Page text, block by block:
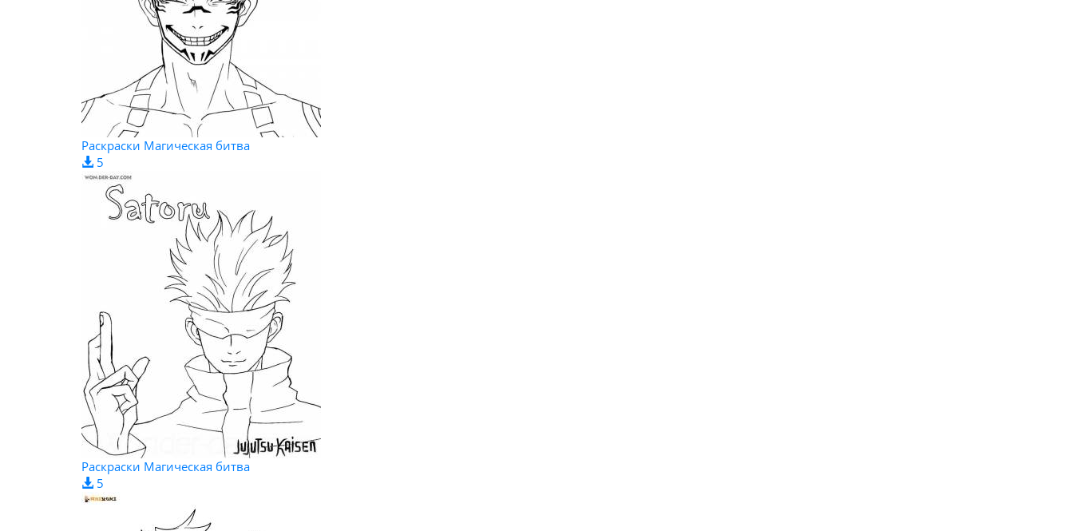
Раскраски Магическая битва
5
Раскраски Магическая битва
5